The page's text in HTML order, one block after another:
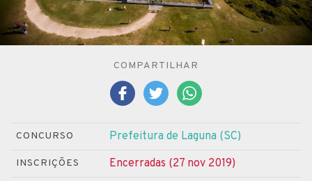
COMPARTILHAR
CONCURSO Prefeitura de Laguna (SC)
INSCRIÇÕES Encerradas (27 nov 2019)